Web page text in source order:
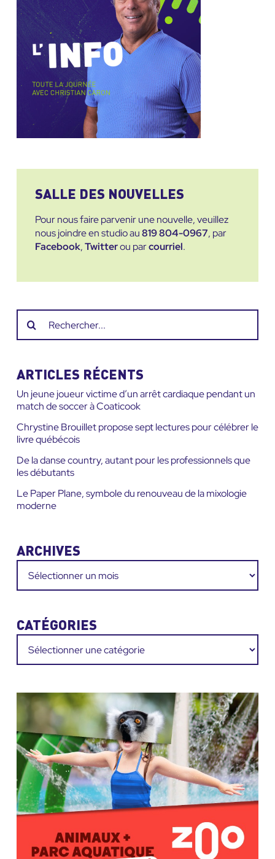
SALLE DES NOUVELLES
Pour nous faire parvenir une nouvelle, veuillez
nous joindre en studio au819 804-0967, par
Facebook,Twitterou parcourriel.
Recherche
sur
site
:
ARTICLES RÉCENTS
Un jeune joueur victime d’un arrêt cardiaque pendant un
match de soccer à Coaticook
Chrystine Brouillet propose sept lectures pour célébrer le
livre québécois
De la danse country, autant pour les professionnels que
les débutants
Le Paper Plane, symbole du renouveau de la mixologie
moderne
ARCHIVES
Archives
CATÉGORIES
Catégories